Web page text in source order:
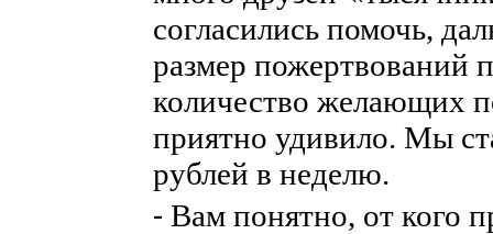
согласились помочь,
размер пожертвований
количество желающих
приятно удивило. Мы
рублей в неделю.
⁃ Вам понятно, от кого